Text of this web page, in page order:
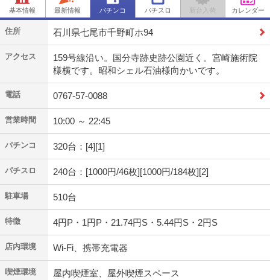
基本情報 最新情報 パチンコ パチスロ 新台入替 カレンダー
住所 石川県七尾市千野町ホ94
アクセス
159号線沿い。国分寺跡史跡公園近く。宮崎施術院
様横です。昭和シェル石油様向かいです。
電話 0767-57-0088
営業時間 10:00 ～ 22:45
パチンコ 320台：[4][1]
パチスロ 240台：[1000円/46枚][1000円/184枚][2]
駐車場 510台
特徴 4円P・1円P・21.74円S・5.44円S・2円S
店内環境 Wi-Fi、携帯充電器
喫煙環境 屋内喫煙室、屋外喫煙スペース